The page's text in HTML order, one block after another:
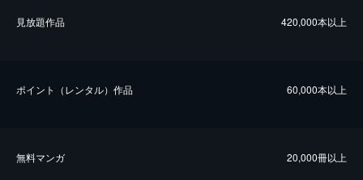
⾒放題作品 420,000本以上
ポイント（レンタル）作品 60,000本以上
無料マンガ 20,000冊以上